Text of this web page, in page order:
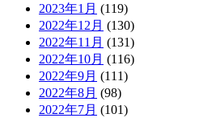
2023年1月 (119)
2022年12月 (130)
2022年11月 (131)
2022年10月 (116)
2022年9月 (111)
2022年8月 (98)
2022年7月 (101)